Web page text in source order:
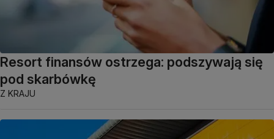
Resort finansów ostrzega: podszywają się
pod skarbówkę
Z KRAJU